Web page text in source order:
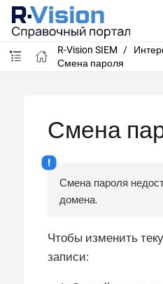
R-Vision SIEM
Смена пароля
Смена
Смена пароля
домена.
Чтобы изменить
записи: